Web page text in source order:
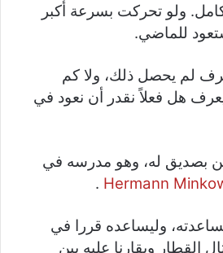
ولو تحركت بسرعة أكبر
للماضي.
لم يحصل ذلك، ولا كم
يعرف هل فعلاً نقدر أن نعود في
بصديق له، وهو مدرسه في
Hermann
.
وليساعده قررا في
القطار ويقارنا عليه بين